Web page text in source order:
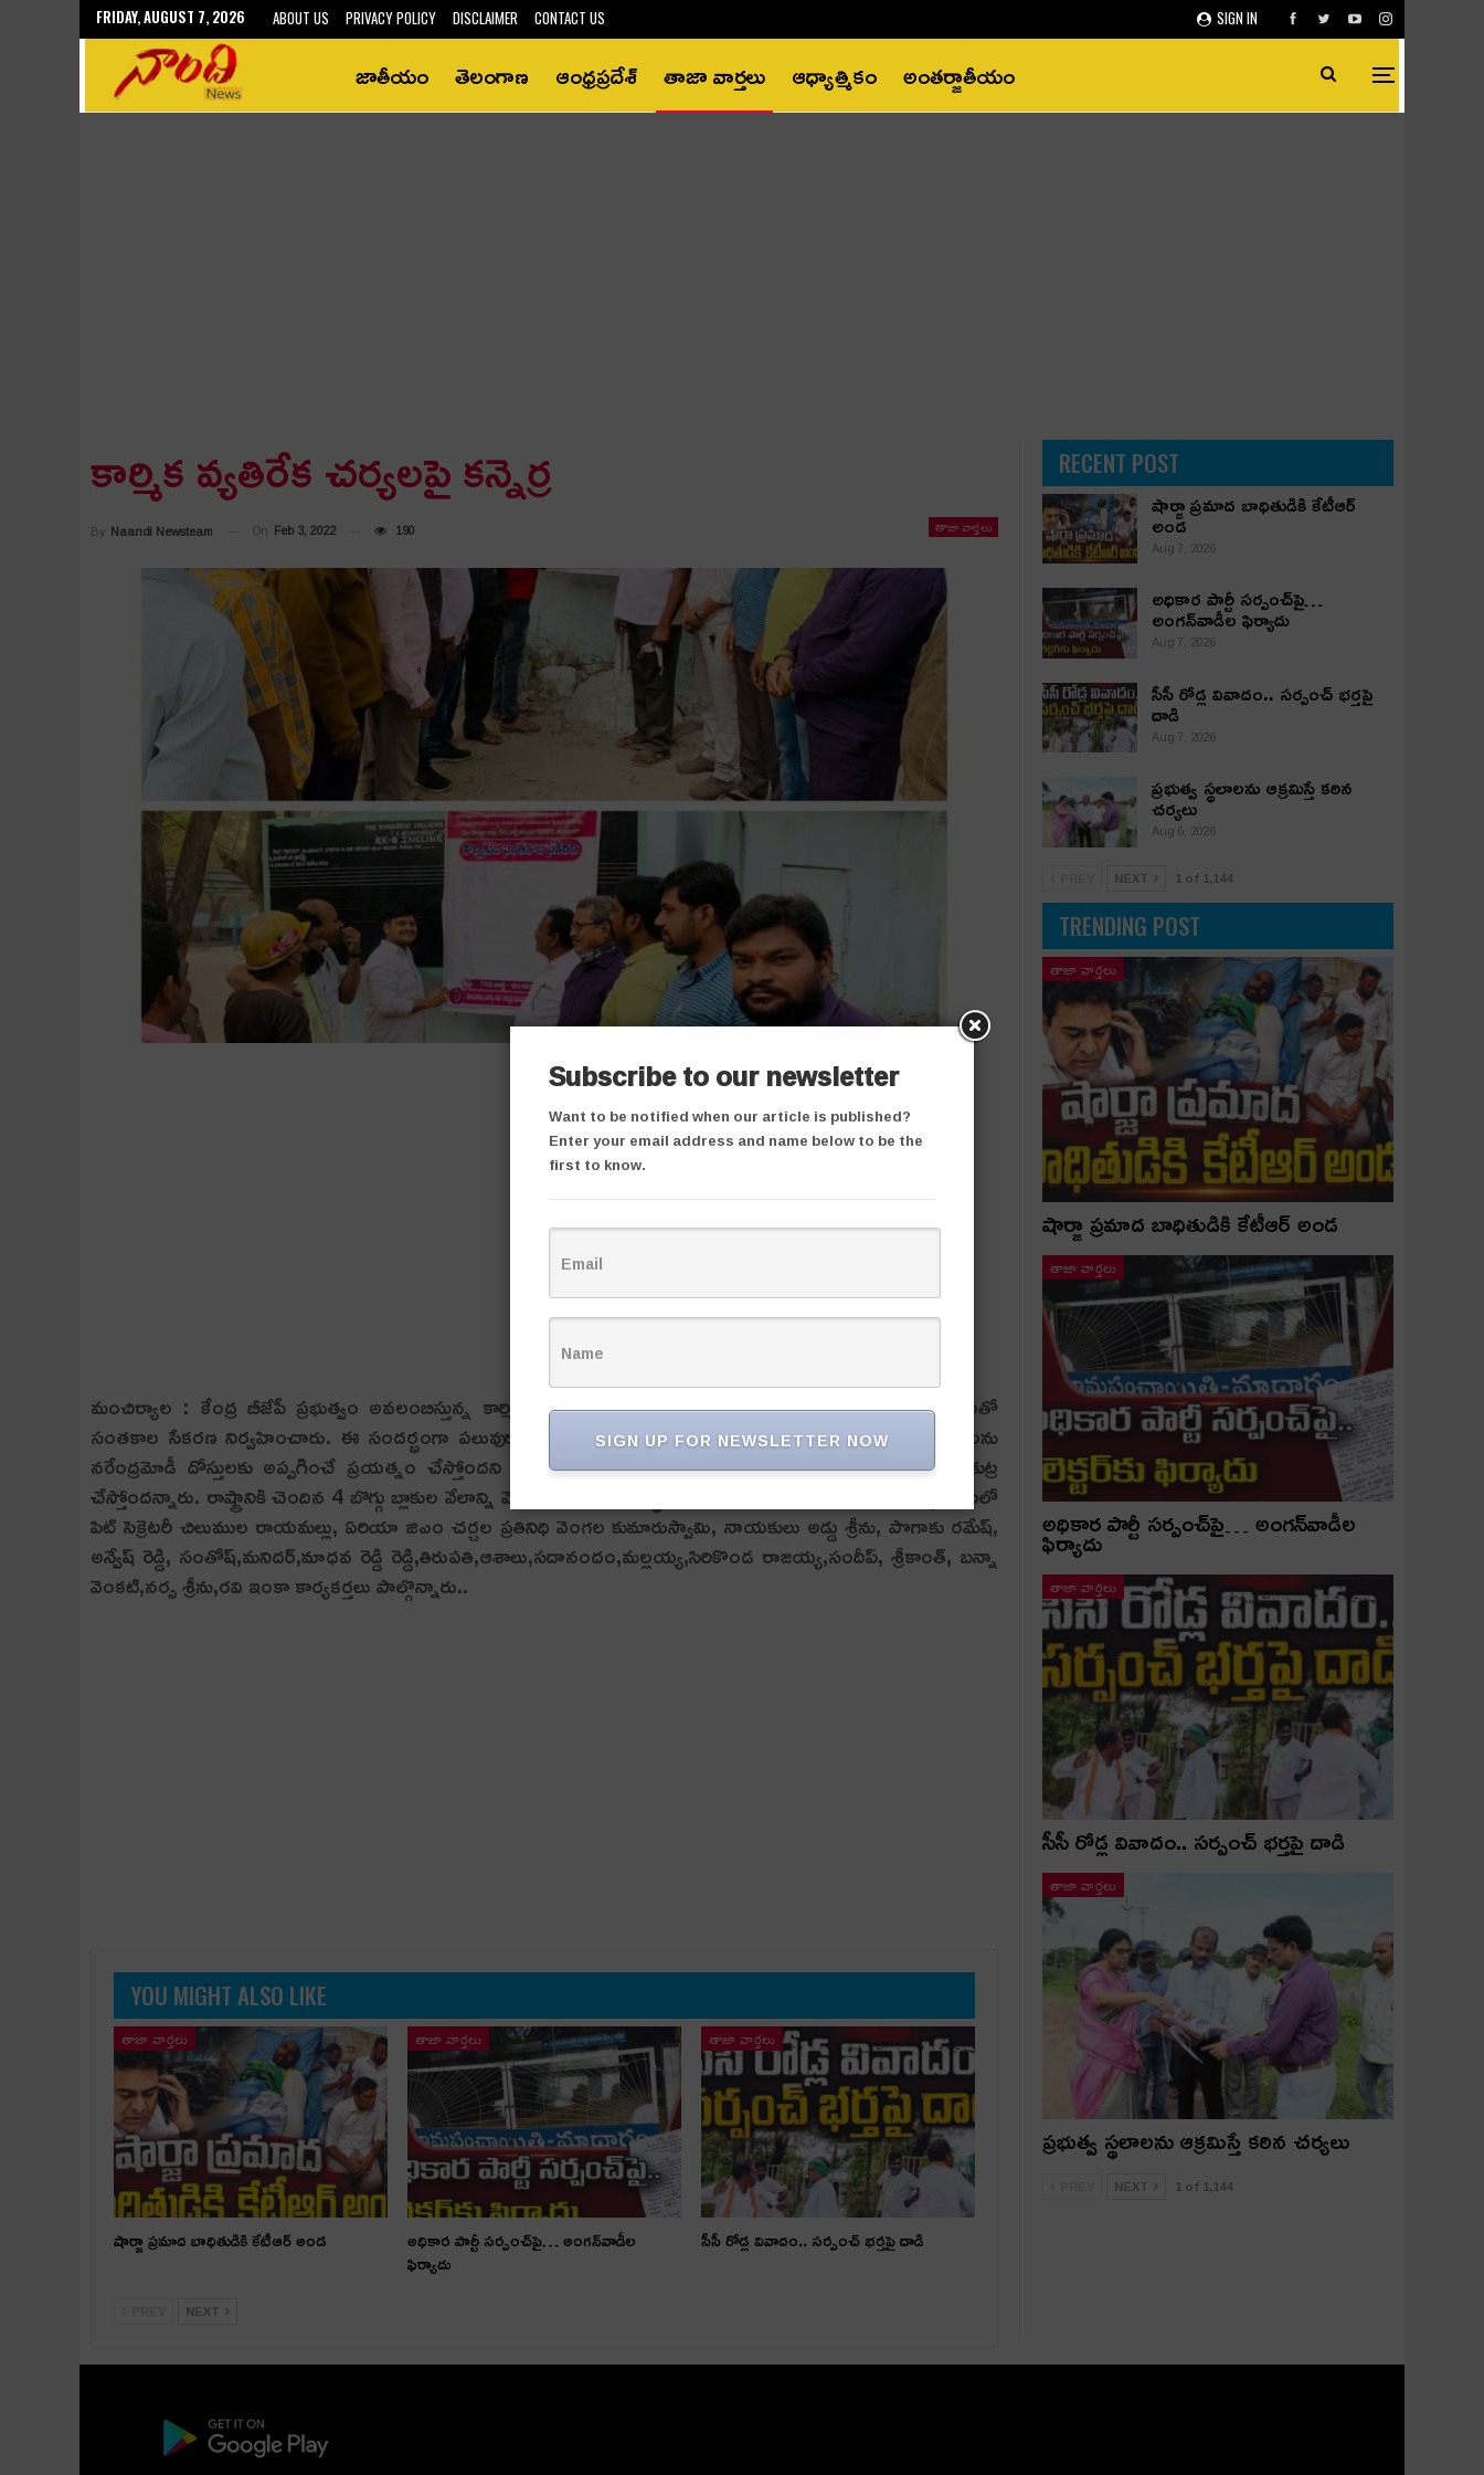
SIGN IN
FRIDAY, AUGUST 7, 2026 ABOUT US PRIVACY POLICY DISCLAIMER CONTACT US
జాతీయం తెలంగాణ ఆంధ్రప్రదేశ్‌ తాజా వార్తలు ఆధ్యాత్మికం అంతర్జాతీయం
కార్మిక వ్య‌తిరేక చ‌ర్య‌ల‌పై క‌న్నెర్ర‌
తాజా వార్తలు
By Naandi Newsteam On Feb 3, 2022 190
మంచిర్యాల : కేంద్ర బీజేపీ ప్రభుత్వం అవలంబిస్తున్న కార్మిక వ్యతిరేక చర్యలను నిరసిస్తూ శ్రీ‌రాంపూర్ ఏరియాలో కార్మికుల‌తో
సంత‌కాల సేక‌ర‌ణ నిర్వ‌హించారు. ఈ సంద‌ర్భంగా ప‌లువురు మాట్లాడుతూ కేంద్ర లోని బీజేపీ ప్రభుత్వం సింగరేణి బొగ్గు గనులను
నరేంద్రమోడీ దోస్తులకు అప్పగించే ప్రయత్నం చేస్తోంద‌ని దుయ్య‌బ‌ట్టారు. యావత్ సింగరేణిని మొత్తం ప్రైవేట్ పరం చేసే కుట్ర
చేస్తోంద‌న్నారు. రాష్ట్రానికి చెందిన 4 బొగ్గు బ్లాకుల వేలాన్ని వెంటనే నిలిపివేసి సంస్థ మనుగడను కాపాడాలని కోరారు. కార్యక్రమంలో
పిట్ సెక్రెటరీ చిలుముల రాయమల్లు, ఏరియా జిఎం చర్చల ప్రతినిధి వెంగల కుమారుస్వామి, నాయకులు అడ్డు శ్రీను, పొగాకు రమేష్,
అన్వేష్ రెడ్డి, సంతోష్,మనిదర్,మాధవ రెడ్డి రెడ్డి,తిరుపతి,ఆశాలు,సదానందం,మల్లయ్య,సిరికొండ రాజయ్య,సందీప్, శ్రీకాంత్, బన్నా
వెంకటి,నర్స శ్రీను,రవి ఇంకా కార్యకర్తలు పాల్గొన్నారు..
YOU MIGHT ALSO LIKE
తాజా వార్తలు
షార్జా ప్రమాద బాధితుడికి కేటీఆర్ అండ
తాజా వార్తలు
అధికార పార్టీ స‌ర్పంచ్‌పై… అంగ‌న్‌వాడీల
ఫిర్యాదు
తాజా వార్తలు
సీసీ రోడ్ల వివాదం.. స‌ర్పంచ్ భ‌ర్త‌పై దాడి
NEXT
RECENT POST
షార్జా ప్రమాద బాధితుడికి కేటీఆర్
అండ
Aug 7, 2026
అధికార పార్టీ స‌ర్పంచ్‌పై…
అంగ‌న్‌వాడీల ఫిర్యాదు
Aug 7, 2026
సీసీ రోడ్ల వివాదం.. స‌ర్పంచ్ భ‌ర్త‌పై
దాడి
Aug 7, 2026
ప్రభుత్వ స్థలాలను ఆక్రమిస్తే కఠిన
చర్యలు
Aug 6, 2026
NEXT 1 of 1,144
TRENDING POST
తాజా వార్తలు
షార్జా ప్రమాద బాధితుడికి కేటీఆర్ అండ
తాజా వార్తలు
అధికార పార్టీ స‌ర్పంచ్‌పై… అంగ‌న్‌వాడీల
ఫిర్యాదు
తాజా వార్తలు
సీసీ రోడ్ల వివాదం.. స‌ర్పంచ్ భ‌ర్త‌పై దాడి
తాజా వార్తలు
ప్రభుత్వ స్థలాలను ఆక్రమిస్తే కఠిన చర్యలు
NEXT 1 of 1,144
Subscribe to our newsletter
Want to be notified when our article is published?
Enter your email address and name below to be the
first to know.
SIGN UP FOR NEWSLETTER NOW